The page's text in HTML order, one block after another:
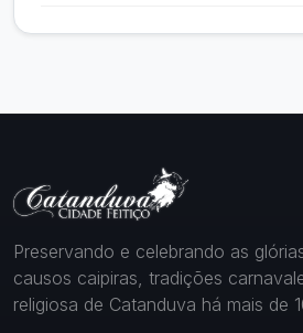
Preservando e celebrando as
causos caipiras, tradições
religiosa de Catanduva há mais de